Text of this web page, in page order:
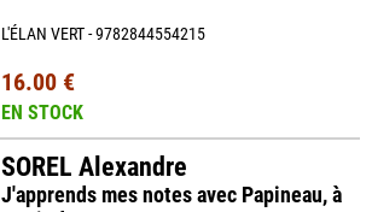
L'ÉLAN VERT - 9782844554215
16.00 €
EN STOCK
SOREL Alexandre
J'apprends mes notes avec Papineau, à